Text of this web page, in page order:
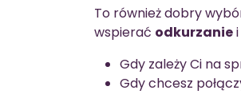
To również dobry
wspierać odkurzaniei
Gdy zależy Ci na
Gdy chcesz